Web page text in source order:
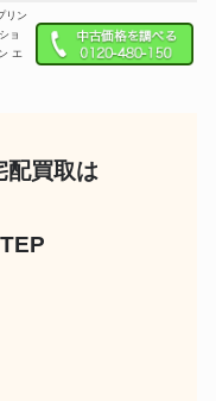
リン
ョ
エ
リ
キ ラ
ン
ッ
マ
配買取は